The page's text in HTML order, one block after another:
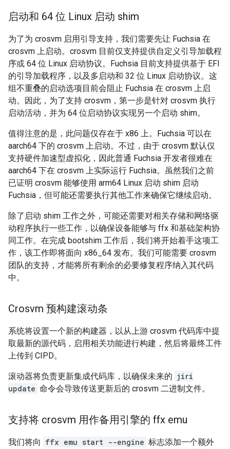
启动和 64 位 Linux 启动 shim
为了为 crosvm 启用引导支持，我们需要先让 Fuchsia 在
crosvm 上启动。crosvm 目前仅支持提供自定义引导加载程
序或 64 位 Linux 启动协议。Fuchsia 目前支持提供基于 EFI
的引导加载程序，以及多启动和 32 位 Linux 启动协议。这
组不重叠的启动选项目前会阻止 Fuchsia 在 crosvm 上启
动。因此，为了支持 crosvm，第一步是针对 crosvm 执行
启动活动，并为 64 位启动协议实现另一个启动 shim。
值得注意的是，此问题仅存在于 x86 上。Fuchsia 可以在
aarch64 下的 crosvm 上启动。不过，由于 crosvm 默认仅
支持硬件加速型虚拟化，因此普通 Fuchsia 开发者很难在
aarch64 下在 crosvm 上实际运行 Fuchsia。虽然我们之前
已证明 crosvm 能够使用 arm64 Linux 启动 shim 启动
Fuchsia，但可能还需要执行其他工作来确保它继续启动。
除了启动 shim 工作之外，可能还需要对相关存储和网络驱
动程序执行一些工作，以确保设备能够与 ffx 和基础架构协
同工作。在完成 bootshim 工作后，我们将开始着手这项工
作，该工作即将面向 x86_64 发布。我们可能需要 crosvm
团队的支持，才能将所有剩余的必要修复程序纳入其代码
中。
Crosvm 预构建滚动条
系统将设置一个新的构建器，以从上游 crosvm 代码库中提
取最新的源代码，启用相关功能进行构建，然后将最终工件
上传到 CIPD。
滚动器将负责更新集成代码库，以确保未来的 jiri
update 命令会导致传送更新后的 crosvm 二进制文件。
支持将 crosvm 用作备用引擎的 ffx emu
我们将向 ffx emu start --engine 标志添加一个额外